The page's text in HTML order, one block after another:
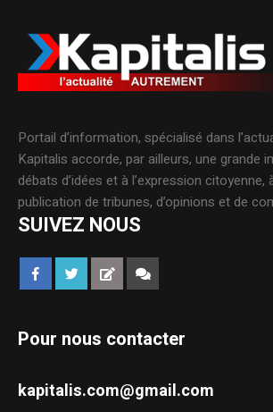
Portail d’information, spécialisé dans
Kapitalis accorde, par ailleurs, une grande
débats d’idées et à l’expression citoyenne,
publication de tribunes, d’opinions et de
SUIVEZ NOUS
Pour nous contacter
kapitalis.com@gmail.com